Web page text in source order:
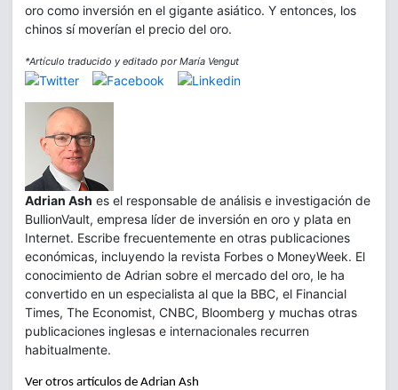
oro como inversión en el gigante asiático. Y entonces, los
chinos sí moverían el precio del oro.
*Artículo traducido y editado por María Vengut
Adrian Ash es el responsable de análisis e investigación de
BullionVault, empresa líder de inversión en oro y plata en
Internet. Escribe frecuentemente en otras publicaciones
económicas, incluyendo la revista Forbes o MoneyWeek. El
conocimiento de Adrian sobre el mercado del oro, le ha
convertido en un especialista al que la BBC, el Financial
Times, The Economist, CNBC, Bloomberg y muchas otras
publicaciones inglesas e internacionales recurren
habitualmente.
Ver otros artículos de Adrian Ash